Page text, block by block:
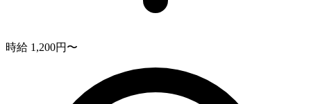
時給 1,200円〜